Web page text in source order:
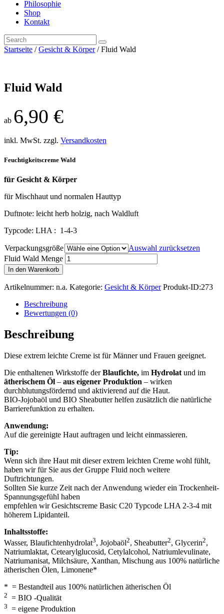
Philosophie
Shop
Kontakt
Startseite /Gesicht & Körper/ Fluid Wald
Fluid Wald
ab 6,90 €
inkl. MwSt. zzgl. Versandkosten
Feuchtigkeitscreme Wald
für Gesicht & Körper
für Mischhaut und normalen Hauttyp
Duftnote: leicht herb holzig, nach Waldluft
Typcode: LHA : 1-4-3
Verpackungsgröße
Auswahl zurücksetzen
Fluid Wald Menge
In den Warenkorb
Artikelnummer: n.a. Kategorie: Gesicht & Körper Produkt-ID:273
Beschreibung
Bewertungen (0)
Beschreibung
Diese extrem leichte Creme ist für Männer und Frauen geeignet.
Die enthaltenen Wirkstoffe derBlaufichte, im Hydrolat und im
ätherischem Öl – aus eigener Produktion – wirken
durchblutungsfördernd und aktivierend auf die Haut.
BIO-Jojobaöl und BIO Sheabutter helfen zusätzlich die natürliche
Barrierefunktion zu erhalten.
Anwendung:
Auf die gereinigte Haut auftragen und leicht einmassieren.
Tip:
Wenn sich ihre Haut mit dieser extrem leichten Creme wohl fühlt,
haben wir für Sie aus der Gruppe Fluid noch weitere
Duftrichtungen.
Sollten Sie kurze Zeit nach der Anwendung wieder ein Trockenheit-
Spannungsgefühl haben
empfehlen wir Gesichtscreme Basic C20 Typcode LHA 2-3-4 mit
höherem Lipidanteil.
Inhaltsstoffe:
Wasser, Blaufichtenhydrolat3, Jojobaöl2, Sheabutter2, Glycerin2,
Natriumlaktat, Cetearylglucosid, Cetylalcohol, Natriumlevulinate,
Natriumanisat, Milchsäure, Xanthan, Mischung aus 100% natürliche
ätherischen Ölen, Limonene*
* = Bestandteil aus 100% natürlichen ätherischen Öl
2 = BIO -Qualität
3 = eigene Produktion